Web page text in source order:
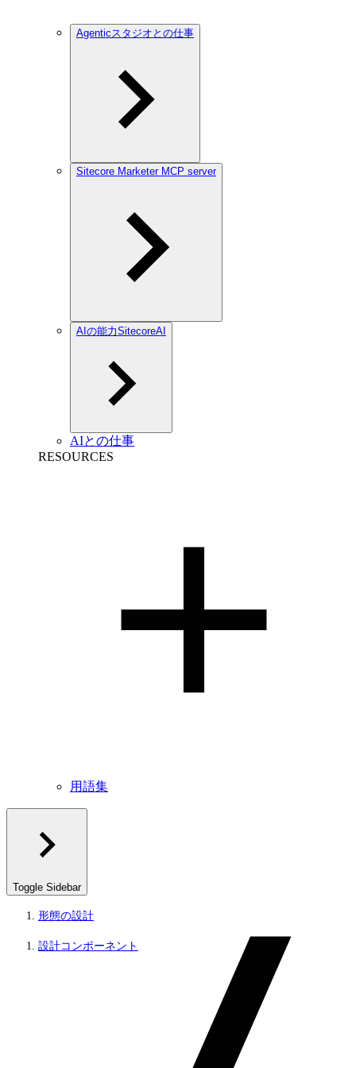
Agenticスタジオとの仕事
Sitecore Marketer MCP server
AIの能力SitecoreAI
AIとの仕事
RESOURCES
用語集
Toggle Sidebar
形態の設計
設計コンポーネント